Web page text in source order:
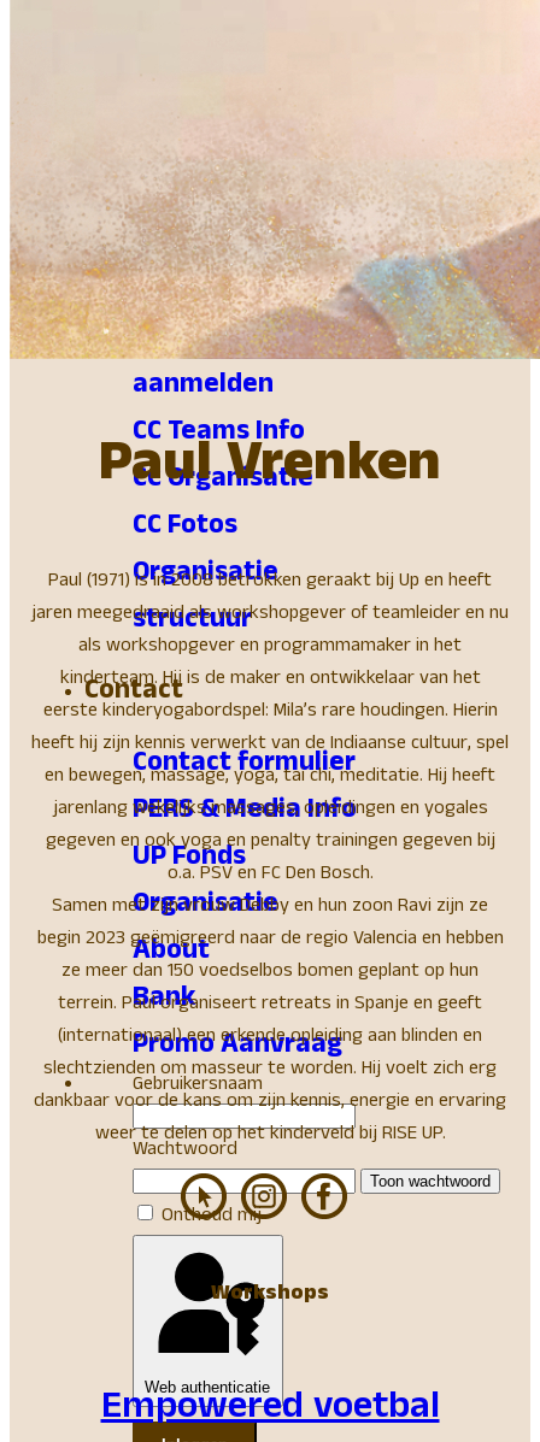
INFO en FAQ
CoCreatie
CC Info &
aanmelden
CC Teams Info
CC Organisatie
CC Fotos
Organisatie
structuur
Contact
Contact formulier
PERS & Media Info
UP Fonds
Organisatie
About
Bank
Promo Aanvraag
Gebruikersnaam
Wachtwoord
Toon wachtwoord
Onthoud mij
Web authenticatie
Paul Vrenken
Paul (1971) is in 2008 betrokken geraakt bij Up en heeft
jaren meegedraaid als workshopgever of teamleider en nu
als workshopgever en programmamaker in het
kinderteam. Hij is de maker en ontwikkelaar van het
eerste kinderyogabordspel: Mila’s rare houdingen. Hierin
heeft hij zijn kennis verwerkt van de Indiaanse cultuur, spel
en bewegen, massage, yoga, tai chi, meditatie. Hij heeft
jarenlang wekelijks massages, opleidingen en yogales
gegeven en ook yoga en penalty trainingen gegeven bij
o.a. PSV en FC Den Bosch.
Samen met zijn vrouw Debby en hun zoon Ravi zijn ze
begin 2023 geëmigreerd naar de regio Valencia en hebben
ze meer dan 150 voedselbos bomen geplant op hun
terrein. Paul organiseert retreats in Spanje en geeft
(internationaal) een erkende opleiding aan blinden en
slechtzienden om masseur te worden. Hij voelt zich erg
dankbaar voor de kans om zijn kennis, energie en ervaring
weer te delen op het kinderveld bij RISE UP.
Workshops
Empowered voetbal